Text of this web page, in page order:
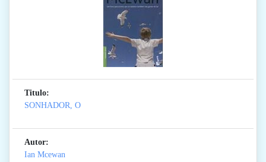
Titulo:
SONHADOR, O
Autor:
Ian Mcewan